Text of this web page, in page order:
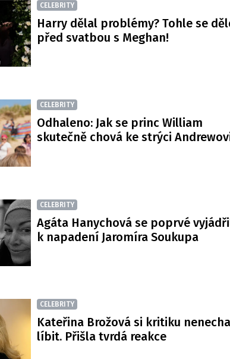
CELEBRITY
Harry dělal problémy? Tohle se
před svatbou s Meghan!
CELEBRITY
Odhaleno: Jak se princ William
skutečně chová ke strýci
CELEBRITY
Agáta Hanychová se poprvé
k napadení Jaromíra Soukupa
CELEBRITY
Kateřina Brožová si kritiku
líbit. Přišla tvrdá reakce